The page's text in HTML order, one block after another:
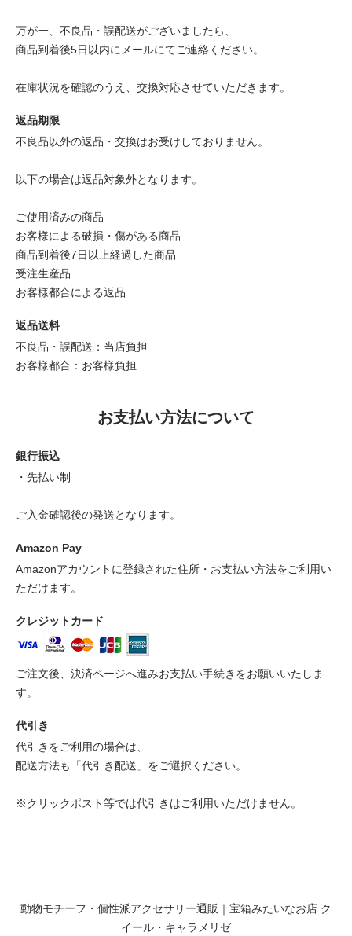
万が一、不良品・誤配送がございましたら、
商品到着後5日以内にメールにてご連絡ください。
在庫状況を確認のうえ、交換対応させていただきます。
返品期限
不良品以外の返品・交換はお受けしておりません。
以下の場合は返品対象外となります。
ご使用済みの商品
お客様による破損・傷がある商品
商品到着後7日以上経過した商品
受注生産品
お客様都合による返品
返品送料
不良品・誤配送：当店負担
お客様都合：お客様負担
お支払い方法について
銀行振込
・先払い制
ご入金確認後の発送となります。
Amazon Pay
Amazonアカウントに登録された住所・お支払い方法をご利用い
ただけます。
クレジットカード
ご注文後、決済ページへ進みお支払い手続きをお願いいたしま
す。
代引き
代引きをご利用の場合は、
配送方法も「代引き配送」をご選択ください。
※クリックポスト等では代引きはご利用いただけません。
動物モチーフ・個性派アクセサリー通販｜宝箱みたいなお店 ク
イール・キャラメリゼ